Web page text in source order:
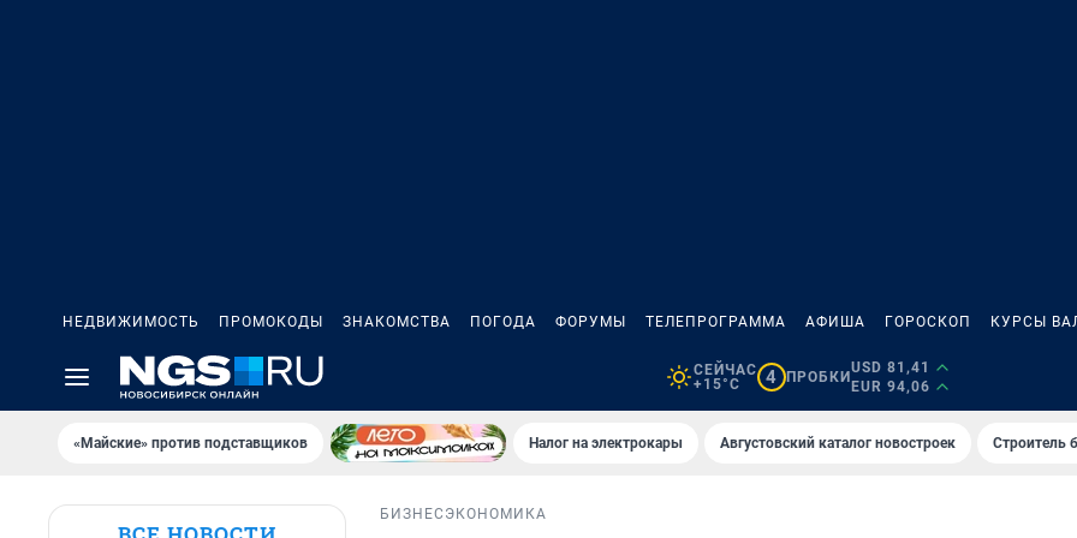
НЕДВИЖИМОСТЬ ПРОМОКОДЫ ЗНАКОМСТВА ПОГОДА ФОРУМЫ ТЕЛЕПРОГРАММА АФИША ГОРОСКОП КУРСЫ
СЕЙЧАС
+15°C
4 ПРОБКИ
USD 81,41
EUR 94,06
«Майские» против подставщиков Налог на электрокары Августовский каталог новостроек Строитель
БИЗНЕС ЭКОНОМИКА